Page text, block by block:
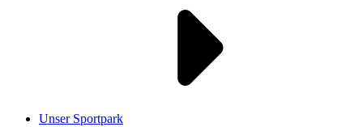
Unser Sportpark